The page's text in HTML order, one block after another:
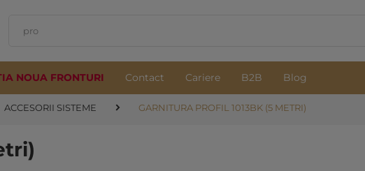
NOUA FRONTURI Contact Cariere B2B Blog
ACCESORII SISTEME GARNITURA PROFIL 1013BK (5 METRI)